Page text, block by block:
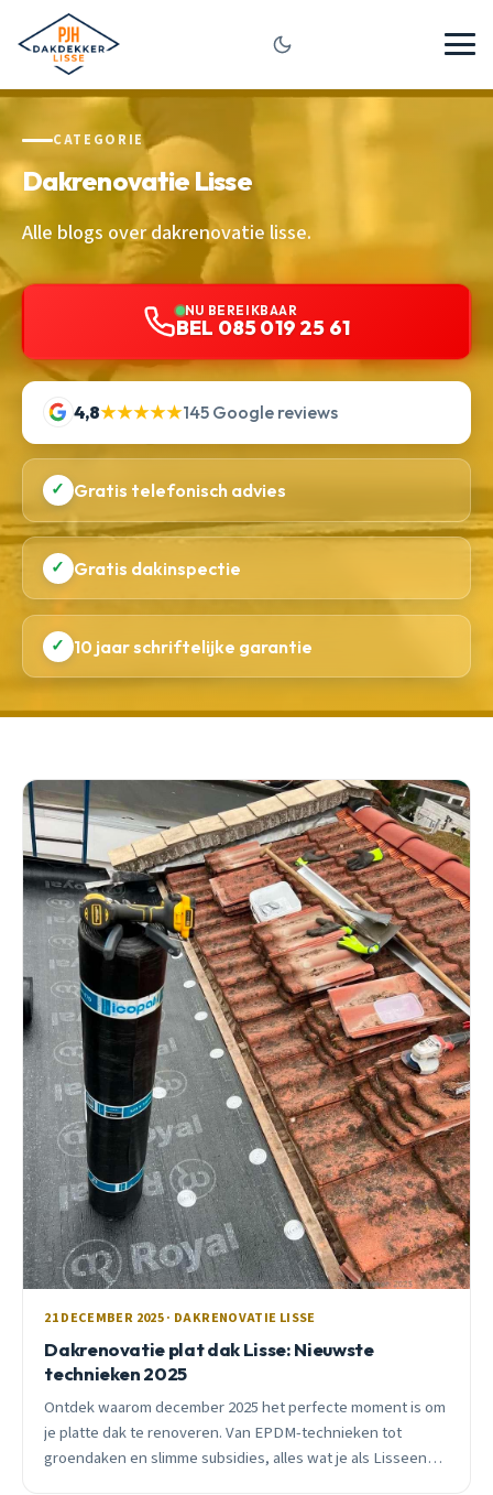
CATEGORIE
Dakrenovatie Lisse
Alle blogs over dakrenovatie lisse.
NU BEREIKBAAR
BEL 085 019 25 61
4,8★★★★★145 Google reviews
✓ Gratis telefonisch advies
✓ Gratis dakinspectie
✓ 10 jaar schriftelijke garantie
21 DECEMBER 2025 · DAKRENOVATIE LISSE
Dakrenovatie plat dak Lisse: Nieuwste
technieken 2025
Ontdek waarom december 2025 het perfecte moment is om
je platte dak te renoveren. Van EPDM-technieken tot
groendaken en slimme subsidies, alles wat je als Lisseenaar